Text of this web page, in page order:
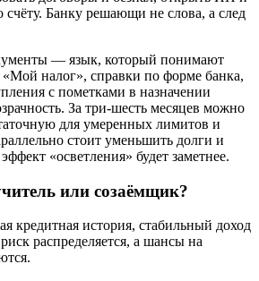
счёту. Банку решающи не слова, а след
— язык, который понимают
налог», справки по форме банка,
с пометками в назначении
За три‑шесть месяцев можно
для умеренных лимитов и
стоит уменьшить долги и
«осветления» будет заметнее.
или созаёмщик?
кредитная история, стабильный доход
распределяется, а шансы на